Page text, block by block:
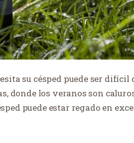
su césped puede ser
donde los veranos son
puede estar regado en